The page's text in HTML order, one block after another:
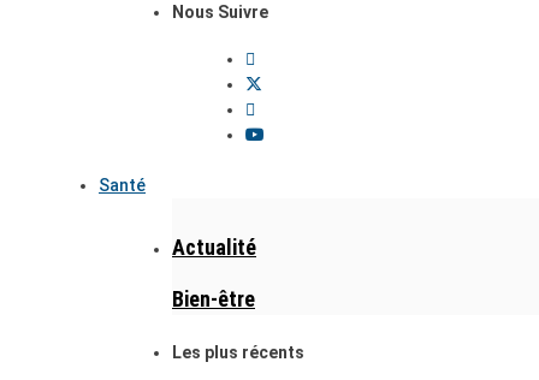
Nous Suivre
Santé
Actualité
Bien-être
Les plus récents